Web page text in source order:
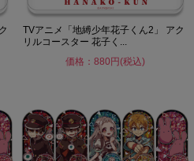
TVアニメ「地縛少年花子くん2」 アク
リルコースター 花子く...
価格：880円(税込)